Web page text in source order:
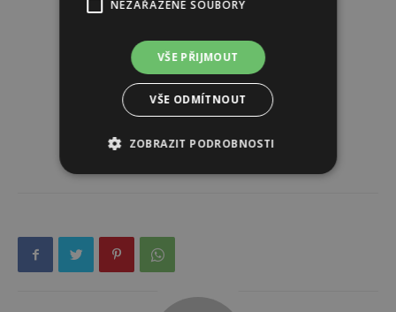
NEZAŘAZENÉ SOUBORY
VŠE PŘIJMOUT
VŠE ODMÍTNOUT
ZOBRAZIT PODROBNOSTI